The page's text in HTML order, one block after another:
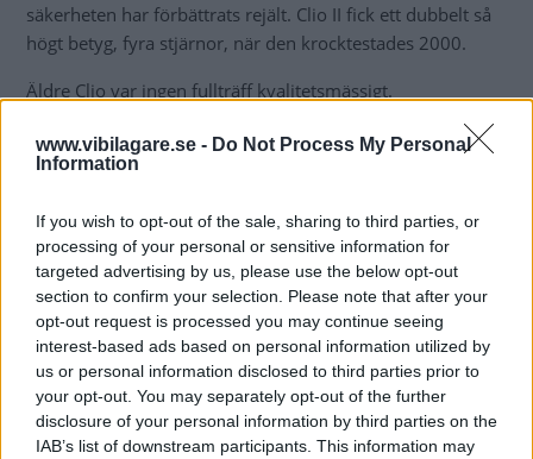
www.vibilagare.se - Do Not Process My Personal
Information
If you wish to opt-out of the sale, sharing to third parties, or
processing of your personal or sensitive information for
targeted advertising by us, please use the below opt-out
section to confirm your selection. Please note that after your
opt-out request is processed you may continue seeing
interest-based ads based on personal information utilized by
us or personal information disclosed to third parties prior to
your opt-out. You may separately opt-out of the further
disclosure of your personal information by third parties on the
IAB’s list of downstream participants. This information may
säkerheten har förbättrats rejält. Clio II fick ett dubbelt så
högt betyg, fyra stjärnor, när den krocktestades 2000.
Äldre Clio var ingen fullträff kvalitetsmässigt.
besiktningen på bromsrör och bromsar. Clio II verkar dock
klart förbättrad på dessa punkter. Däremot får nyare Clio
från 2000 får underkänt i besiktningen, ofta just på grund
av lyktor som inte fungerar. Ett annat fel är bakbromsar
som låser fast, speciellt i kyla.
Trasiga tändspolar är ett vanligt fel, då går bilen bara på
tre cylindrar. En emissionsgaranti på 8 000 mil eller 5 år
gör att en del ägare slipper betala för felet. Annars kostar
det cirka 2 000 kr per tändspole.